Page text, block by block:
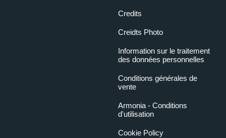
Credits
Creidts Photo
Information sur le traitement
des données personnelles
Conditions générales de
vente
Armonia - Conditions
d'utilisation
Cookie Policy